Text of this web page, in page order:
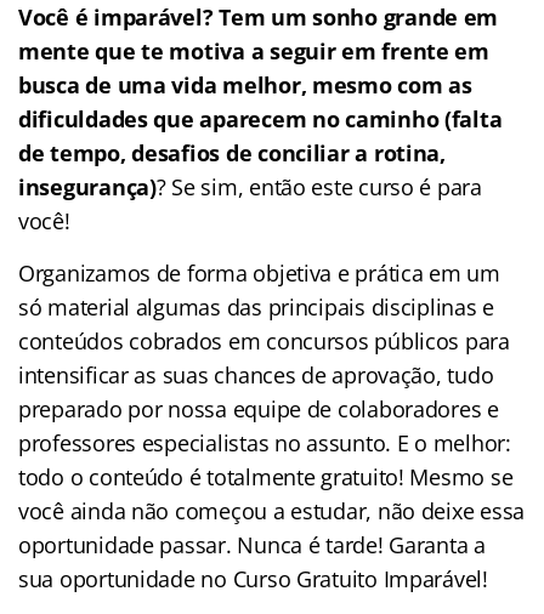
Você é imparável? Tem um sonho grande em
mente que te motiva a seguir em frente em
busca de uma vida melhor, mesmo com as
dificuldades que aparecem no caminho (falta
de tempo, desafios de conciliar a rotina,
insegurança)? Se sim, então este curso é para
você!
Organizamos de forma objetiva e prática em um
só material algumas das principais disciplinas e
conteúdos cobrados em concursos públicos para
intensificar as suas chances de aprovação, tudo
preparado por nossa equipe de colaboradores e
professores especialistas no assunto. E o melhor:
todo o conteúdo é totalmente gratuito! Mesmo se
você ainda não começou a estudar, não deixe essa
oportunidade passar. Nunca é tarde! Garanta a
sua oportunidade no Curso Gratuito Imparável!